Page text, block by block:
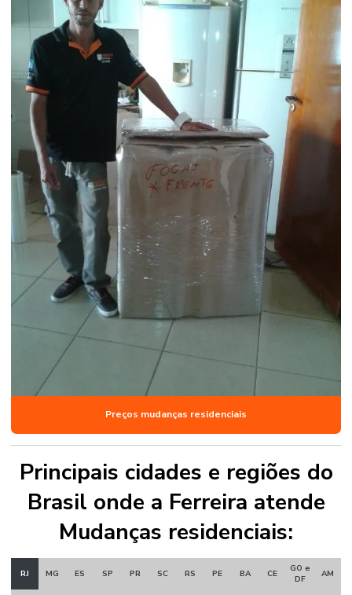
Preços mudanças residenciais
Principais cidades e regiões do
Brasil onde a Ferreira atende
Mudanças residenciais:
RJ MG ES SP PR SC RS PE BA CE
GO e
DF
AM